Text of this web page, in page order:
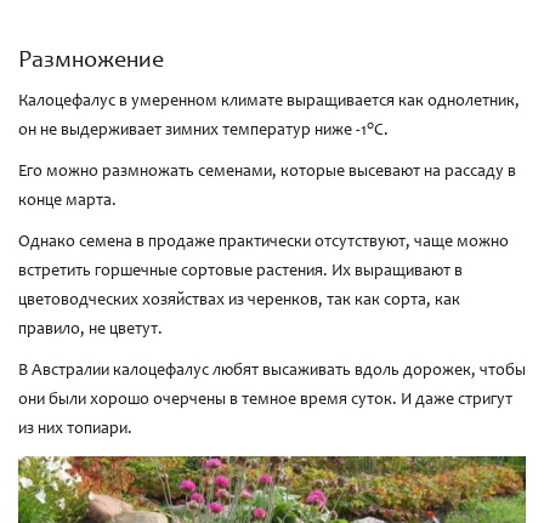
Размножение
Калоцефалус в умеренном климате выращивается как однолетник,
он не выдерживает зимних температур ниже -1оС.
Его можно размножать семенами, которые высевают на рассаду в
конце марта.
Однако семена в продаже практически отсутствуют, чаще можно
встретить горшечные сортовые растения. Их выращивают в
цветоводческих хозяйствах из черенков, так как сорта, как
правило, не цветут.
В Австралии калоцефалус любят высаживать вдоль дорожек, чтобы
они были хорошо очерчены в темное время суток. И даже стригут
из них топиари.